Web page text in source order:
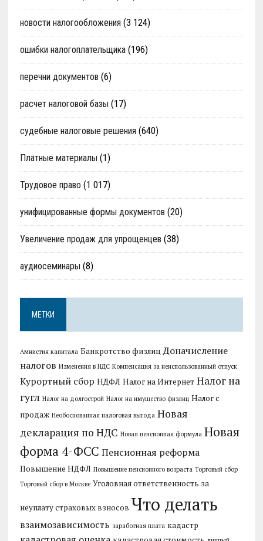
новости налогообложения (3 124)
ошибки налогоплательщика(196)
перечни документов (6)
расчет налоговой базы (17)
судебные налоговые решения (640)
Платные материалы (1)
Трудовое право (1 017)
унифицированные формы документов (20)
Увеличение продаж для упрощенцев (38)
аудиосеминары (8)
МЕТКИ
Амнистия капитала Банкротство физлиц Доначисление
налогов Изменения в НДС Компенсация за неиспользованный отпуск
Курортный сбор НДФЛ Налог на Интернет Налог на
гугл Налог на долгострой Налог на имущество физлиц Налог с
продаж Необоснованная налоговая выгода Новая
декларация по НДС Новая пенсионная формула Новая
форма 4-ФСС Пенсионная реформа
Повышение НДФЛ Повышение пенсионного возраста Торговый сбор
Торговый сбор в Москве Уголовная ответственность за
неуплату страховых взносов Что делать
взаимозависимость заработная плата кадастр